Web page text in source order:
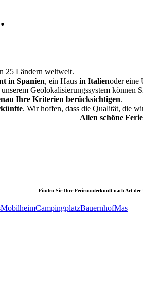
25 Ländern weltweit.
in Spanien, ein Haus in Italienoder eine
Geolokalisierungssystem können
Ihre Kriterien berücksichtigen.
. Wir hoffen, dass die Qualität, die
Allen schöne
Finden Sie Ihre Ferienunterkunft nach Art
MobilheimCampingplatzBauernhofMas